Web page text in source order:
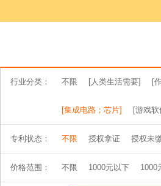
行业分类： 不限 [人类生活需要] [
[集成电路；芯片] [游戏
专利状态： 不限 授权拿证 授权未
价格范围： 不限 1000元以下 1000